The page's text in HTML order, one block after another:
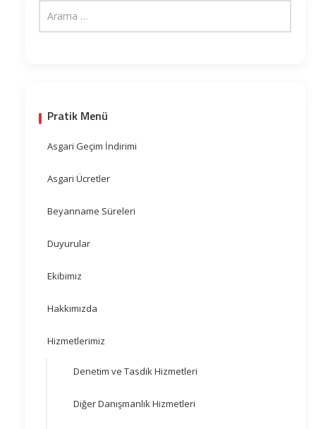
Pratik Menü
Asgari Geçim İndirimi
Asgari Ücretler
Beyanname Süreleri
Duyurular
Ekibimiz
Hakkımızda
Hizmetlerimiz
Denetim ve Tasdik Hizmetleri
Diğer Danışmanlık Hizmetleri